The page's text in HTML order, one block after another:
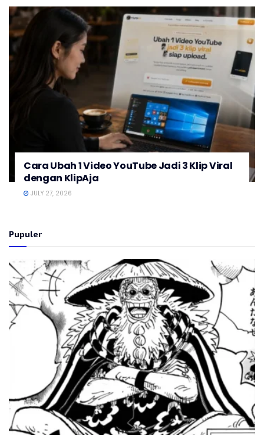
Cara Ubah 1 Video YouTube Jadi 3 Klip Viral
dengan KlipAja
JULY 27, 2026
Pupuler